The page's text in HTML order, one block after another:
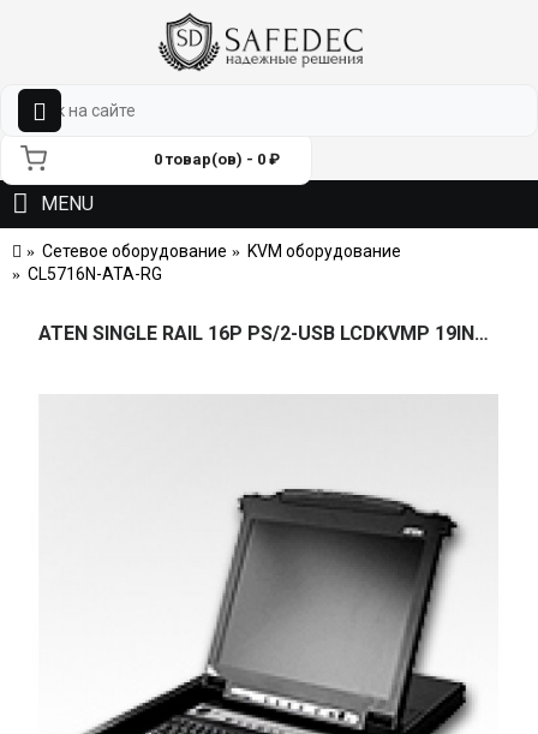
0 товар(ов) - 0 ₽
MENU
Сетевое оборудование
KVM оборудование
CL5716N-ATA-RG
ATEN SINGLE RAIL 16P PS/2-USB LCDKVMP 19INCH (CL5716NR).